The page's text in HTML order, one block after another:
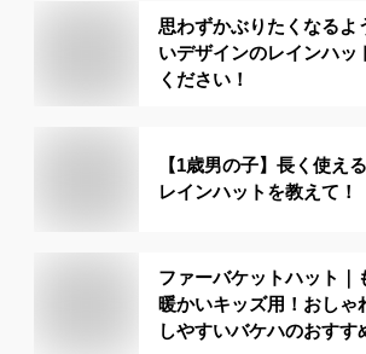
思わずかぶりたくなるよ
いデザインのレインハッ
ください！
【1歳男の子】長く使え
レインハットを教えて！
ファーバケットハット｜
暖かいキッズ用！おしゃ
しやすいバケハのおすす